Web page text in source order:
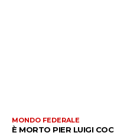
MONDO FEDERALE
È MORTO PIER LUIGI